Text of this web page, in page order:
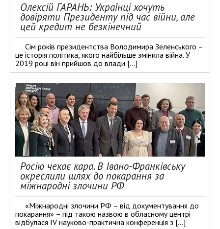
Олексій ГАРАНЬ: Українці хочуть
довіряти Президенту під час війни, але
цей кредит не безкінечний
Сім років президентства Володимира Зеленського –
це історія політика, якого найбільше змінила війна. У
2019 році він прийшов до влади […]
Росію чекає кара. В Івано-Франківську
окреслили шлях до покарання за
міжнародні злочини РФ
«Міжнародні злочини РФ – від документування до
покарання» – під такою назвою в обласному центрі
відбулася IV науково-практична конференція з […]